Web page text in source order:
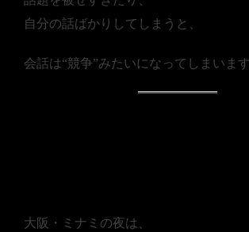
自分の話ばかりしてしまうと、
会話は“競争”みたいになってしまいます
大阪・ミナミの夜は、